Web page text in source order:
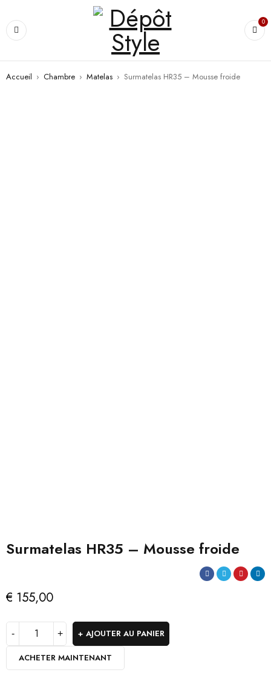
0
Accueil › Chambre › Matelas › Surmatelas HR35 – Mousse froide
Surmatelas HR35 – Mousse froide
€ 155,00
AJOUTER AU PANIER
ACHETER MAINTENANT